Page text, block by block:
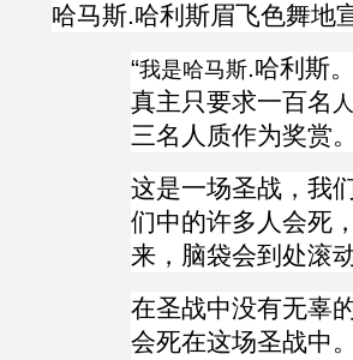
哈马斯.哈利斯眉飞色舞地
“我是哈马斯.哈利斯
真主只要求一百名
三名人质作为奖赏
这是一场圣战，我
们中的许多人会死
来，脑袋会到处滚
在圣战中没有无辜
会死在这场圣战中